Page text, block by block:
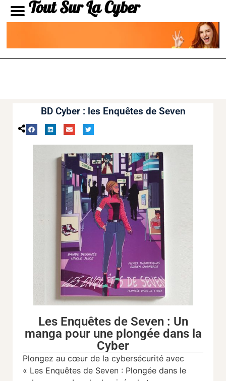
Tout Sur La Cyber
BD Cyber : les Enquêtes de Seven
Les Enquêtes de Seven : Un
manga pour une plongée dans la
Cyber
Plongez au cœur de la cybersécurité avec
« Les Enquêtes de Seven : Plongée dans le